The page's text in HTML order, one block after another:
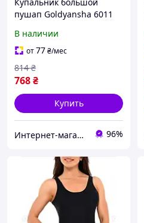
пушап Goldyansha 6011
украинский размер
В наличии
от77₴/мес
768₴
814 ₴
Купить
Интернет-магазин «Модный шоппинг» 96%